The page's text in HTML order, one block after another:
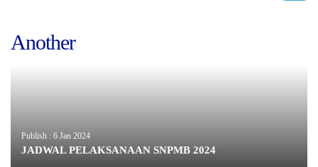
Another
Publish : 6 Jan 2024
JADWAL PELAKSANAAN SNPMB 2024